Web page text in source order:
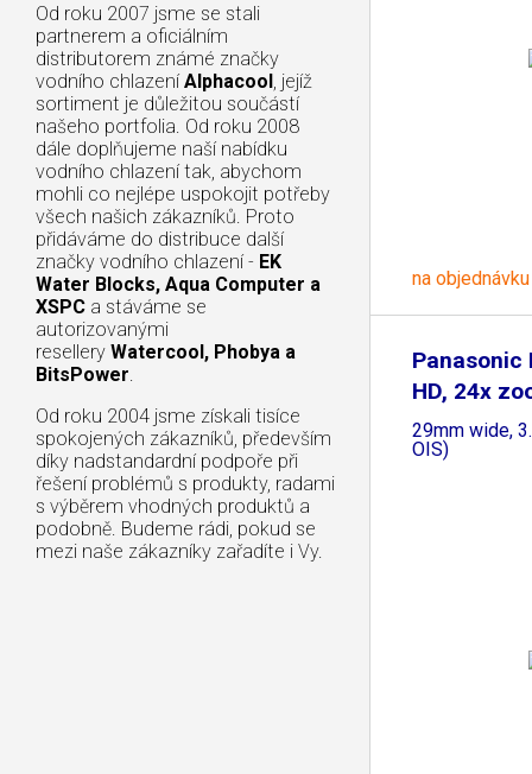
Od roku 2007 jsme se stali
partnerem a oficiálním
distributorem známé značky
vodního chlazení Alphacool, jejíž
sortiment je důležitou součástí
našeho portfolia. Od roku 2008
dále doplňujeme naší nabídku
vodního chlazení tak, abychom
mohli co nejlépe uspokojit potřeby
všech našich zákazníků. Proto
přidáváme do distribuce další
značky vodního chlazení - EK
Water Blocks, Aqua Computer a
XSPC a stáváme se
autorizovanými
resellery Watercool, Phobya a
BitsPower.
Od roku 2004 jsme získali tisíce
spokojených zákazníků, především
díky nadstandardní podpoře při
řešení problémů s produkty, radami
s výběrem vhodných produktů a
podobně. Budeme rádi, pokud se
mezi naše zákazníky zařadíte i Vy.
na objednávku
Panasonic
HD, 24x
29mm wide,
OIS)